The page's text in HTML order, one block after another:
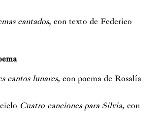
cantados, con texto de Federico
cantos lunares,con poema de Rosalía
Cuatro canciones para Silvia, con